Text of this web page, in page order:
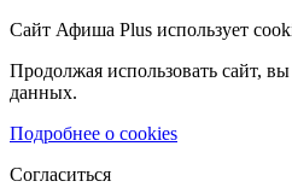
Сайт Афиша Plus использует
Продолжая использовать сайт, вы
данных.
Подробнее о cookies
Согласиться